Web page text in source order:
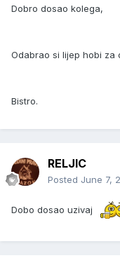
Dobro dosao kolega,
Odabrao si lijep hobi za
Bistro.
RELJIC
Posted June 7,
Dobo dosao uzivaj